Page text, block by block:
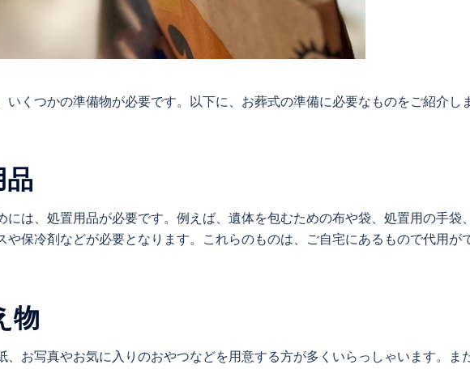
いくつかの準備物が必要です。以下に、お葬式の準備に必要なものをご紹介し
品
には、処置用品が必要です。例えば、遺体を包むための布や袋、処置用の手袋
や保冷剤などが必要となります。これらのものは、ご自宅にあるもので代用が
物
お写真やお気に入りのおやつなどを用意する方が多くいらっしゃいます。ま